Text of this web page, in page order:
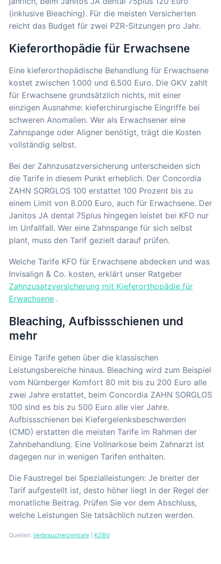
(inklusive Bleaching). Für die meisten Versicherten
reicht das Budget für zwei PZR-Sitzungen pro Jahr.
Kieferorthopädie für Erwachsene
Eine kieferorthopädische Behandlung für Erwachsene
kostet zwischen 1.000 und 6.500 Euro. Die GKV zahlt
für Erwachsene grundsätzlich nichts, mit einer
einzigen Ausnahme: kieferchirurgische Eingriffe bei
schweren Anomalien. Wer als Erwachsener eine
Zahnspange oder Aligner benötigt, trägt die Kosten
vollständig selbst.
Bei der Zahnzusatzversicherung unterscheiden sich
die Tarife in diesem Punkt erheblich. Der Concordia
ZAHN SORGLOS 100 erstattet 100 Prozent bis zu
einem Limit von 8.000 Euro, auch für Erwachsene. Der
Janitos JA dental 75plus hingegen leistet bei KFO nur
im Unfallfall. Wer eine Zahnspange für sich selbst
plant, muss den Tarif gezielt darauf prüfen.
Welche Tarife KFO für Erwachsene abdecken und was
Invisalign & Co. kosten, erklärt unser Ratgeber
Zahnzusatzversicherung mit Kieferorthopädie für
Erwachsene .
Bleaching, Aufbissschienen und
mehr
Einige Tarife gehen über die klassischen
Leistungsbereiche hinaus. Bleaching wird zum Beispiel
vom Nürnberger Komfort 80 mit bis zu 200 Euro alle
zwei Jahre erstattet, beim Concordia ZAHN SORGLOS
100 sind es bis zu 500 Euro alle vier Jahre.
Aufbissschienen bei Kiefergelenksbeschwerden
(CMD) erstatten die meisten Tarife im Rahmen der
Zahnbehandlung. Eine Vollnarkose beim Zahnarzt ist
dagegen nur in wenigen Tarifen enthalten.
Die Faustregel bei Spezialleistungen: Je breiter der
Tarif aufgestellt ist, desto höher liegt in der Regel der
monatliche Beitrag. Prüfen Sie vor dem Abschluss,
welche Leistungen Sie tatsächlich nutzen werden.
Quellen: Verbraucherzentrale KZBV